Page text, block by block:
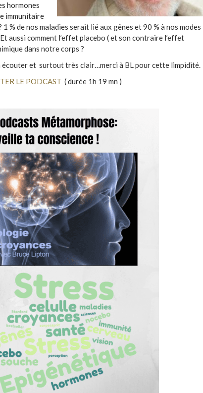
hormones
immunitaire
% de nos maladies serait lié aux gênes et 90 % à nos modes
aussi comment l’effet placebo ( et son contraire l’effet
dans notre corps ?
écouter et surtout très clair…merci à BL pour cette limpidité.
LE PODCAST ( durée 1h 19 mn )